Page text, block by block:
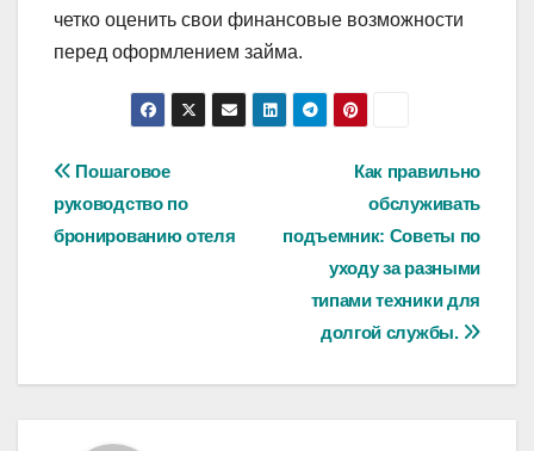
четко оценить свои финансовые возможности
перед оформлением займа.
Навигация
по
Как правильно
обслуживать
подъемник: Советы по
уходу за разными
типами техники для
долгой службы.
Пошаговое
руководство по
бронированию отеля